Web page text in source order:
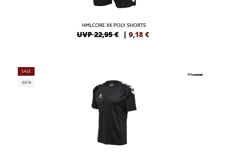
HMLCORE XK POLY SHORTS
UVP 22,95 € | 9,18 €
SALE
-60%